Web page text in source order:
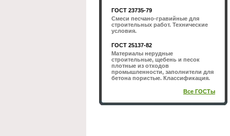
ГОСТ 23735-79
Смеси песчано-гравийные для
строительных работ. Технические
условия.
ГОСТ 25137-82
Материалы нерудные
строительные, щебень и песок
плотные из отходов
промышленности, заполнители для
бетона пористые. Классификация.
Все ГОСТы